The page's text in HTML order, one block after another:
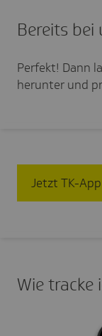
Bereits bei
Perfekt! Dann
herunter und
Jetzt TK-
Wie tracke